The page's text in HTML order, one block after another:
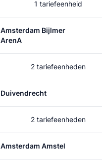
1 tariefeenheid
Amsterdam Bijlmer
ArenA
2 tariefeenheden
Duivendrecht
2 tariefeenheden
Amsterdam Amstel